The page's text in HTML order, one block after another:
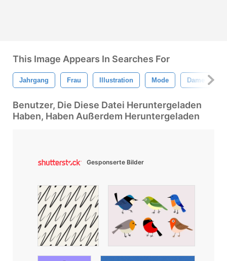
This Image Appears In Searches For
Jahrgang Frau Illustration Mode Dame
Benutzer, Die Diese Datei Heruntergeladen
Haben, Haben Außerdem Heruntergeladen
Gesponserte Bilder